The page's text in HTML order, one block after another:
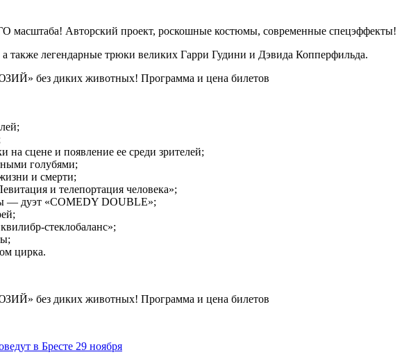
Авторский проект, роскошные костюмы, современные спецэффекты!
также легендарные трюки великих Гарри Гудини и Дэвида Копперфильда.
на сцене и появление ее среди зрителей;
голубями;
и смерти;
и телепортация человека»;
— дуэт «COMEDY DOUBLE»;
стеклобаланс»;
цирка.
в Бресте 29 ноября